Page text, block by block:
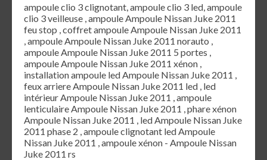
ampoule clio 3 clignotant, ampoule clio 3 led, ampoule
clio 3 veilleuse , ampoule Ampoule Nissan Juke 2011
feu stop , coffret ampoule Ampoule Nissan Juke 2011
, ampoule Ampoule Nissan Juke 2011 norauto ,
ampoule Ampoule Nissan Juke 2011 5 portes ,
ampoule Ampoule Nissan Juke 2011 xénon ,
installation ampoule led Ampoule Nissan Juke 2011 ,
feux arriere Ampoule Nissan Juke 2011 led , led
intérieur Ampoule Nissan Juke 2011 , ampoule
lenticulaire Ampoule Nissan Juke 2011 , phare xénon
Ampoule Nissan Juke 2011 , led Ampoule Nissan Juke
2011 phase 2 , ampoule clignotant led Ampoule
Nissan Juke 2011 , ampoule xénon - Ampoule Nissan
Juke 2011 rs